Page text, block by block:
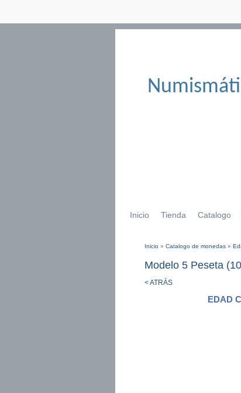
Inicio Tienda Catalogo
Inicio » Catalogo de monedas »
Modelo 5 Peseta
< ATRÁS
EDAD